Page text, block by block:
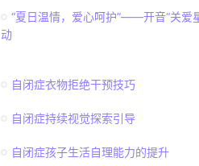
“夏日温情，爱心呵护”——开音“关爱
动
自闭症衣物拒绝干预技巧
自闭症持续视觉探索引导
自闭症孩子生活自理能力的提升